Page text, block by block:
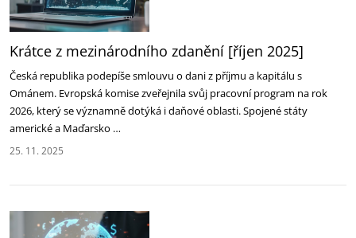
Krátce z mezinárodního zdanění [říjen 2025]
Česká republika podepíše smlouvu o dani z příjmu a kapitálu s
Ománem. Evropská komise zveřejnila svůj pracovní program na rok
2026‎, který se významně dotýká i daňové oblasti. Spojené státy
americké a Maďarsko …
25. 11. 2025